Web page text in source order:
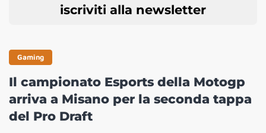
iscriviti alla newsletter
Gaming
Il campionato Esports della Motogp
arriva a Misano per la seconda tappa
del Pro Draft